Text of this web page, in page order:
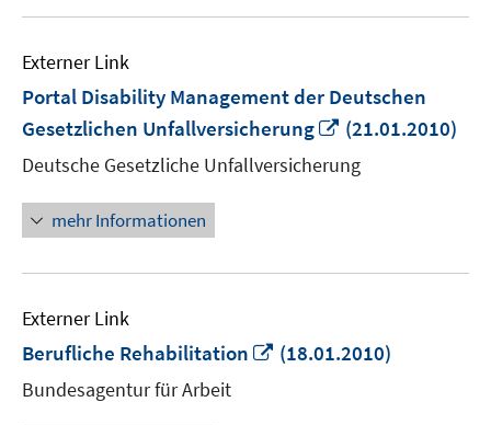
Externer Link
Portal Disability Management der Deutschen
Gesetzlichen Unfallversicherung
In
Fenster
(21.01.2010)
Deutsche Gesetzliche Unfallversicherung
mehr Informationen
Externer Link
Berufliche Rehabilitation
In
(18.01.2010)
Bundesagentur für Arbeit